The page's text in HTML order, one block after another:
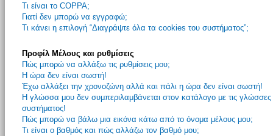
Τι είναι το COPPA;
Γιατί δεν μπορώ να εγγραφώ;
Τι κάνει η επιλογή “Διαγράψτε όλα τα cookies του συστήματος”;
Προφίλ Μέλους και ρυθμίσεις
Πώς μπορώ να αλλάξω τις ρυθμίσεις μου;
Η ώρα δεν είναι σωστή!
Έχω αλλάξει την χρονοζώνη αλλά και πάλι η ώρα δεν είναι σωστή!
Η γλώσσα μου δεν συμπεριλαμβάνεται στον κατάλογο με τις γλώσσες
συστήματος!
Πώς μπορώ να βάλω μια εικόνα κάτω από το όνομα μέλους μου;
Τι είναι ο βαθμός και πώς αλλάζω τον βαθμό μου;